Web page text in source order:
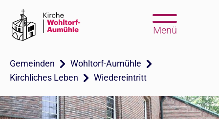
Menü
Gemeinden
Wohltorf-Aumühle
Kirchliches Leben
Wiedereintritt